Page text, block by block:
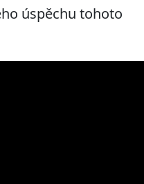
úspěchu tohoto